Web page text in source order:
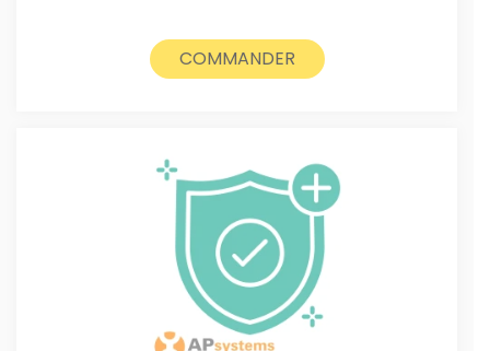
COMMANDER